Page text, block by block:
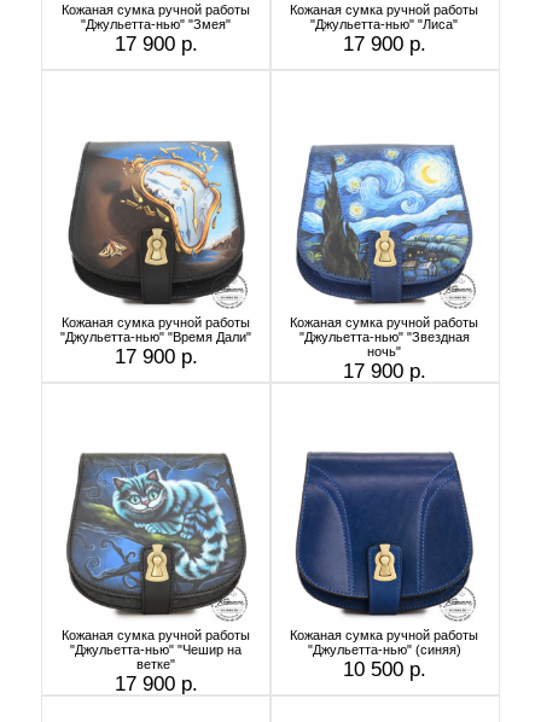
Кожаная сумка ручной работы
"Джульетта-нью" "Змея"
17 900 р.
Кожаная сумка ручной работы
"Джульетта-нью" "Лиса"
17 900 р.
Кожаная сумка ручной работы
"Джульетта-нью" "Время Дали"
17 900 р.
Кожаная сумка ручной работы
"Джульетта-нью" "Звездная
ночь"
17 900 р.
Кожаная сумка ручной работы
"Джульетта-нью" "Чешир на
ветке"
17 900 р.
Кожаная сумка ручной работы
"Джульетта-нью" (синяя)
10 500 р.